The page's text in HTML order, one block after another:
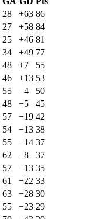
28 +63 86
27 +58 84
25 +46 81
34 +49 77
48 +7
55
46 +13 53
55 −4
50
48 −5
45
57 −19 42
54 −13 38
55 −14 37
62 −8
37
57 −13 35
61 −22 33
63 −28 30
55 −23 29